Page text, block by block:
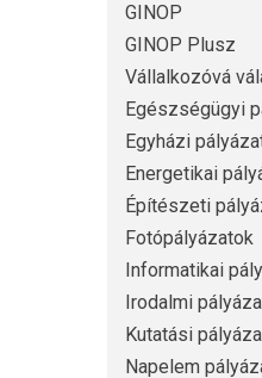
GINOP
GINOP Plusz
Vállalkozóvá
Egészségügyi
Egyházi
Energetikai
Építészeti
Fotópályázatok
Informatikai
Irodalmi
Kutatási
Napelem